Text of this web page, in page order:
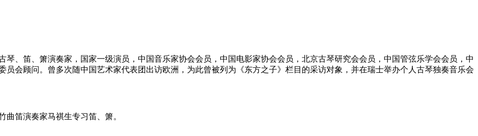
、笛、箫演奏家，国家一级演员，中国音乐家协会会员，中国电影家协会会员，北京古琴研究会会员，中国管弦乐学会会员，中
员会顾问。曾多次随中国艺术家代表团出访欧洲，为此曾被列为《东方之子》栏目的采访对象，并在瑞士举办个人古琴独奏音乐会
曲笛演奏家马祺生专习笛、箫。